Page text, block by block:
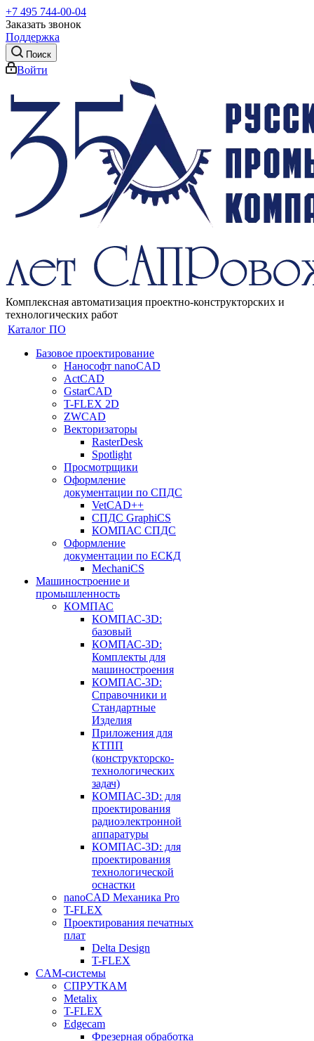
+7 495 744-00-04
Заказать звонок
Поддержка
Поиск
Войти
Комплексная автоматизация проектно-конструкторских и
технологических работ
Каталог ПО
Базовое проектирование
Нанософт nanoCAD
ActCAD
GstarCAD
T-FLEX 2D
ZWCAD
Векторизаторы
RasterDesk
Spotlight
Просмотрщики
Оформление
документации по СПДС
VetCAD++
СПДС GraphiCS
КОМПАС СПДС
Оформление
документации по ЕСКД
MechaniCS
Машиностроение и
промышленность
КОМПАС
КОМПАС-3D:
базовый
КОМПАС-3D:
Комплекты для
машиностроения
КОМПАС-3D:
Справочники и
Стандартные
Изделия
Приложения для
КТПП
(конструкторско-
технологических
задач)
КОМПАС-3D: для
проектирования
радиоэлектронной
аппаратуры
КОМПАС-3D: для
проектирования
технологической
оснастки
nanoCAD Механика Pro
T-FLEX
Проектирования печатных
плат
Delta Design
T-FLEX
CAM-системы
СПРУТКAM
Metalix
T-FLEX
Edgecam
Фрезерная обработка